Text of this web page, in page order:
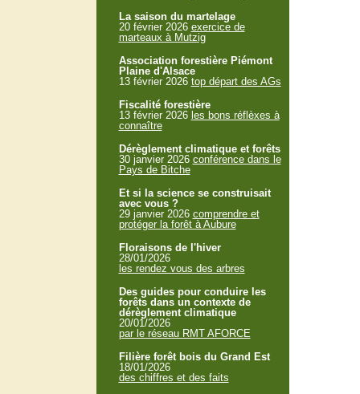
La saison du martelage
20 février 2026 exercice de
marteaux à Mutzig
Association forestière Piémont
Plaine d'Alsace
13 février 2026 top départ des AGs
Fiscalité forestière
13 février 2026 les bons réflèxes à
connaître
Dérèglement climatique et forêts
30 janvier 2026 conférence dans le
Pays de Bitche
Et si la science se construisait
avec vous ?
29 janvier 2026 comprendre et
protéger la forêt à Aubure
Floraisons de l'hiver
28/01/2026
les rendez vous des arbres
Des guides pour conduire les
forêts dans un contexte de
dérèglement climatique
20/01/2026
par le réseau RMT AFORCE
Filière forêt bois du Grand Est
18/01/2026
des chiffres et des faits